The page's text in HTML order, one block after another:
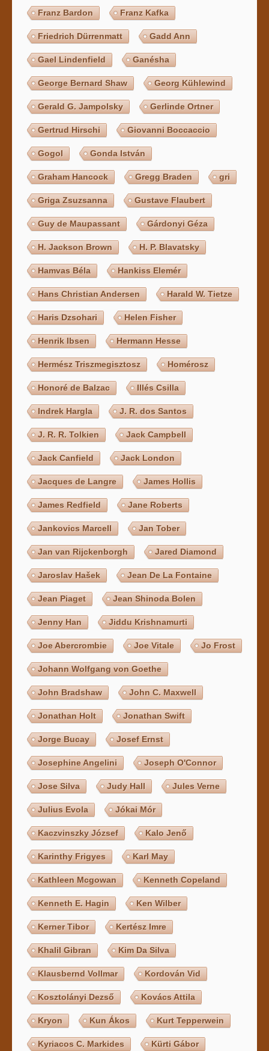
Franz Bardon Franz Kafka
Friedrich Dürrenmatt Gadd Ann
Gael Lindenfield Ganésha
George Bernard Shaw Georg Kühlewind
Gerald G. Jampolsky Gerlinde Ortner
Gertrud Hirschi Giovanni Boccaccio
Gogol Gonda István
Graham Hancock Gregg Braden gri
Griga Zsuzsanna Gustave Flaubert
Guy de Maupassant Gárdonyi Géza
H. Jackson Brown H. P. Blavatsky
Hamvas Béla Hankiss Elemér
Hans Christian Andersen Harald W. Tietze
Haris Dzsohari Helen Fisher
Henrik Ibsen Hermann Hesse
Hermész Triszmegisztosz Homérosz
Honoré de Balzac Illés Csilla
Indrek Hargla J. R. dos Santos
J. R. R. Tolkien Jack Campbell
Jack Canfield Jack London
Jacques de Langre James Hollis
James Redfield Jane Roberts
Jankovics Marcell Jan Tober
Jan van Rijckenborgh Jared Diamond
Jaroslav Hašek Jean De La Fontaine
Jean Piaget Jean Shinoda Bolen
Jenny Han Jiddu Krishnamurti
Joe Abercrombie Joe Vitale Jo Frost
Johann Wolfgang von Goethe
John Bradshaw John C. Maxwell
Jonathan Holt Jonathan Swift
Jorge Bucay Josef Ernst
Josephine Angelini Joseph O'Connor
Jose Silva Judy Hall Jules Verne
Julius Evola Jókai Mór
Kaczvinszky József Kalo Jenő
Karinthy Frigyes Karl May
Kathleen Mcgowan Kenneth Copeland
Kenneth E. Hagin Ken Wilber
Kerner Tibor Kertész Imre
Khalil Gibran Kim Da Silva
Klausbernd Vollmar Kordován Vid
Kosztolányi Dezső Kovács Attila
Kryon Kun Ákos Kurt Tepperwein
Kyriacos C. Markides Kürti Gábor